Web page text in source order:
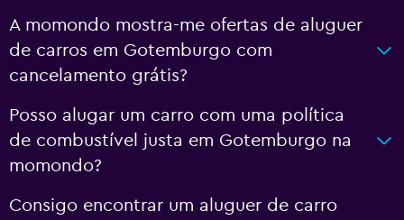
A momondo mostra-me ofertas de aluguer
de carros em Gotemburgo com
cancelamento grátis?
Posso alugar um carro com uma política
de combustível justa em Gotemburgo na
momondo?
Consigo encontrar um aluguer de carro